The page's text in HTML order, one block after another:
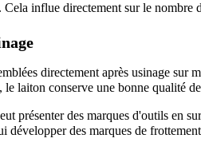
influe directement sur le nombre
directement après usinage
laiton conserve une bonne qualité
présenter des marques d'outils en
des marques de